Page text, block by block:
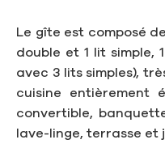
Le gîte est composé
double et 1 lit simple,
avec 3 lits simples),
cuisine entièrement
convertible,
lave-linge, terrasse et